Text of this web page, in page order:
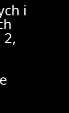
i